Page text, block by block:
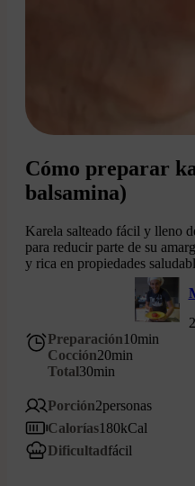
Cómo preparar
balsamina)
Karela salteado fácil y lleno
para reducir parte de su
y rica en propiedades
Preparación10min
Cocción20min
Total30min
Porción2personas
Calorías180kCal
Dificultadfácil